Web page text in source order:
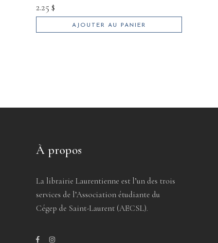
2.25 $
AJOUTER AU PANIER
À propos
La librairie Laurentienne est l’un des trois
services de l’Association étudiante du
Cégep de Saint-Laurent (AECSL).